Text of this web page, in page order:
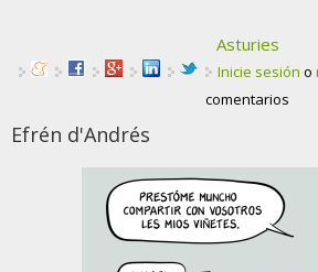
Asturies
Inicie sesión o
comentarios
Efrén d'Andrés